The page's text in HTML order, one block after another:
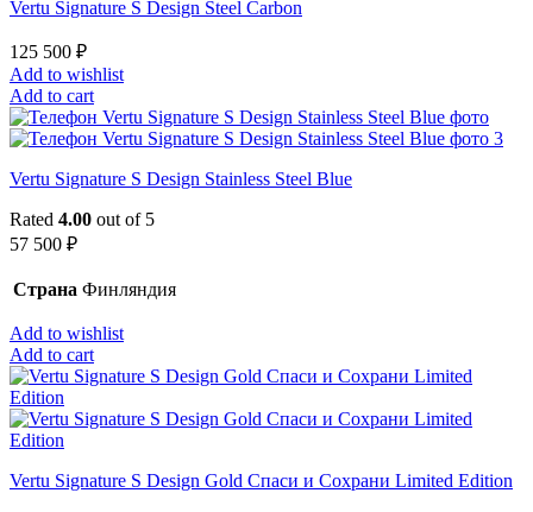
Vertu Signature S Design Steel Carbon
125 500 ₽
Add to wishlist
Add to cart
Vertu Signature S Design Stainless Steel Blue
Rated 4.00 out of 5
57 500 ₽
Страна Финляндия
Add to wishlist
Add to cart
Vertu Signature S Design Gold Спаси и Сохрани Limited Edition